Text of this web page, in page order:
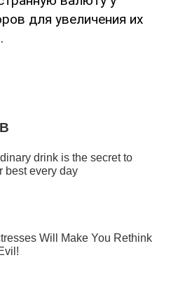
для увеличения их